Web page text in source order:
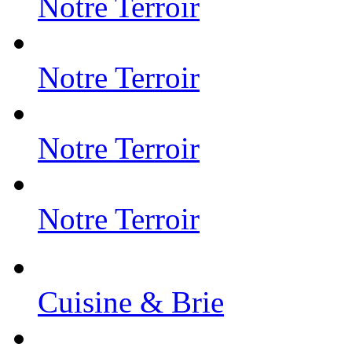
Notre Terroir
Notre Terroir
Notre Terroir
Cuisine & Brie